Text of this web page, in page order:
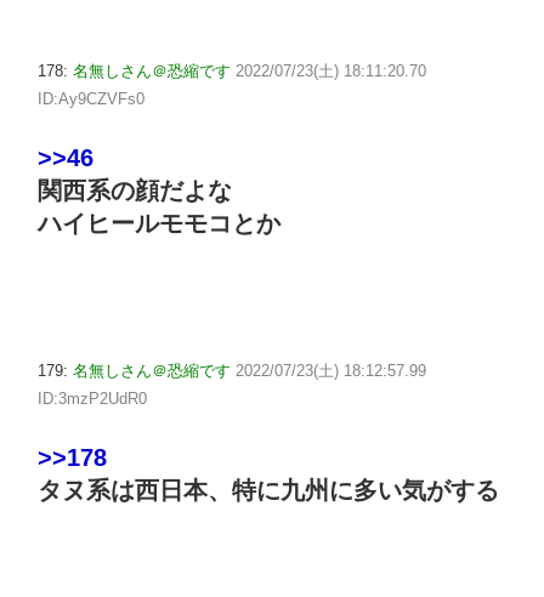
178: 名無しさん＠恐縮です 2022/07/23(土) 18:11:20.70
ID:Ay9CZVFs0
>>46
関西系の顔だよな
ハイヒールモモコとか
179: 名無しさん＠恐縮です 2022/07/23(土) 18:12:57.99
ID:3mzP2UdR0
>>178
タヌ系は西日本、特に九州に多い気がする